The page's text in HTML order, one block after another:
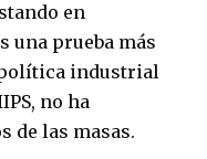
en
una prueba más
política industrial
no ha
de las masas.